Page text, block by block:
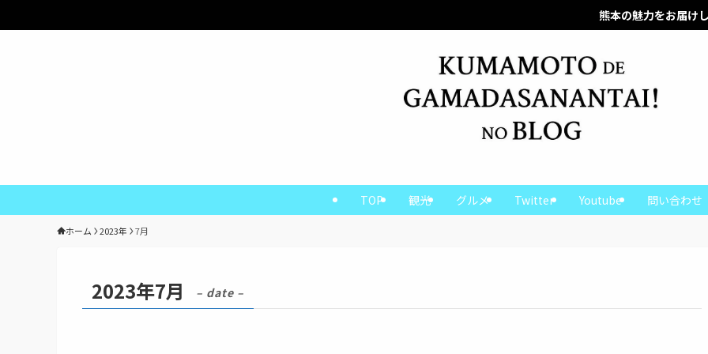
熊本の魅力をお届けします！
TOP 観光 グルメ Twitter Youtube 問い合わせ
ホーム 2023年 7月
2023年7月 – date –